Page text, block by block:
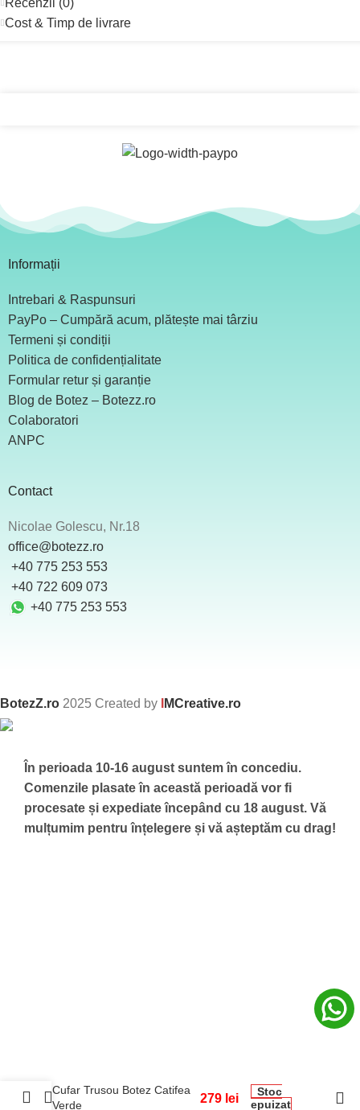
Recenzii (0)
Cost & Timp de livrare
Informații
Intrebari & Raspunsuri
PayPo – Cumpără acum, plătește mai târziu
Termeni și condiții
Politica de confidențialitate
Formular retur și garanție
Blog de Botez – Botezz.ro
Colaboratori
ANPC
Contact
Nicolae Golescu, Nr.18
office@botezz.ro
+40 775 253 553
‪ +40 722 609 073
+40 775 253 553
BotezZ.ro 2025 Created by MCreative.ro
În perioada 10-16 august suntem în concediu.
Comenzile plasate în această perioadă vor fi
procesate și expediate începând cu 18 august. Vă
mulțumim pentru înțelegere și vă așteptăm cu drag!
Cufar Trusou Botez Catifea
Verde
279 lei
Stoc
epuizat